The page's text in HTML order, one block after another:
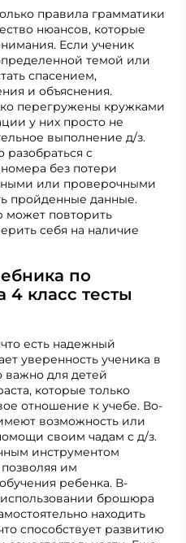
правила грамматики
нюансов, которые
Если ученик
темой или
спасением,
и объяснения.
перегружены кружками
у них просто не
выполнение д/з.
разобраться с
без потери
или проверочными
пройденные данные.
может повторить
себя на наличие
по
4 класс тесты
есть надежный
уверенность ученика в
важно для детей
которые только
отношение к учебе. Во-
возможность или
своим чадам с д/з.
инструментом
им
ребенка. В-
брошюра
находить
способствует развитию